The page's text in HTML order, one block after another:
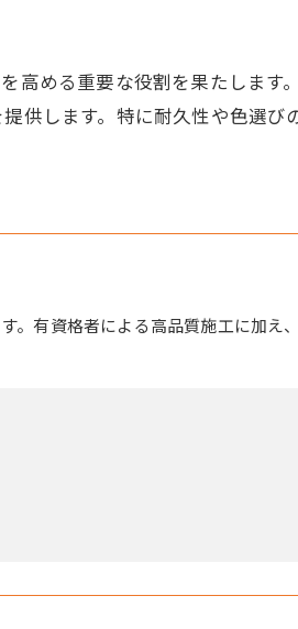
高める重要な役割を果たします
供します。特に耐久性や色選び
。有資格者による高品質施工に加え